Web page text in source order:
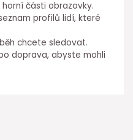
části obrazovky.
profilů lidí, které
chcete sledovat.
doprava, abyste mohli